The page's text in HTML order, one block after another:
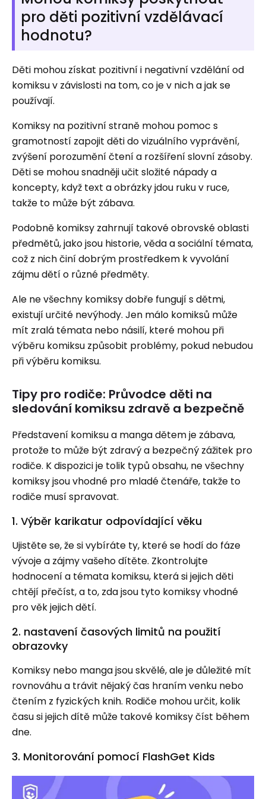
pro děti pozitivní vzdělávací
hodnotu?
Děti mohou získat pozitivní i negativní vzdělání od
komiksu v závislosti na tom, co je v nich a jak se
používají.
Komiksy na pozitivní straně mohou pomoc s
gramotností zapojit děti do vizuálního vyprávění,
zvýšení porozumění čtení a rozšíření slovní zásoby.
Děti se mohou snadněji učit složité nápady a
koncepty, když text a obrázky jdou ruku v ruce,
takže to může být zábava.
Podobně komiksy zahrnují takové obrovské oblasti
předmětů, jako jsou historie, věda a sociální témata,
což z nich činí dobrým prostředkem k vyvolání
zájmu dětí o různé předměty.
Ale ne všechny komiksy dobře fungují s dětmi,
existují určité nevýhody. Jen málo komiksů může
mít zralá témata nebo násilí, které mohou při
výběru komiksu způsobit problémy, pokud nebudou
při výběru komiksu.
Tipy pro rodiče: Průvodce děti na
sledování komiksu zdravě a bezpečně
Představení komiksu a manga dětem je zábava,
protože to může být zdravý a bezpečný zážitek pro
rodiče. K dispozici je tolik typů obsahu, ne všechny
komiksy jsou vhodné pro mladé čtenáře, takže to
rodiče musí spravovat.
1. Výběr karikatur odpovídající věku
Ujistěte se, že si vybíráte ty, které se hodí do fáze
vývoje a zájmy vašeho dítěte. Zkontrolujte
hodnocení a témata komiksu, která si jejich děti
chtějí přečíst, a to, zda jsou tyto komiksy vhodné
pro věk jejich dětí.
2. nastavení časových limitů na použití
obrazovky
Komiksy nebo manga jsou skvělé, ale je důležité mít
rovnováhu a trávit nějaký čas hraním venku nebo
čtením z fyzických knih. Rodiče mohou určit, kolik
času si jejich dítě může takové komiksy číst během
dne.
3. Monitorování pomocí FlashGet Kids